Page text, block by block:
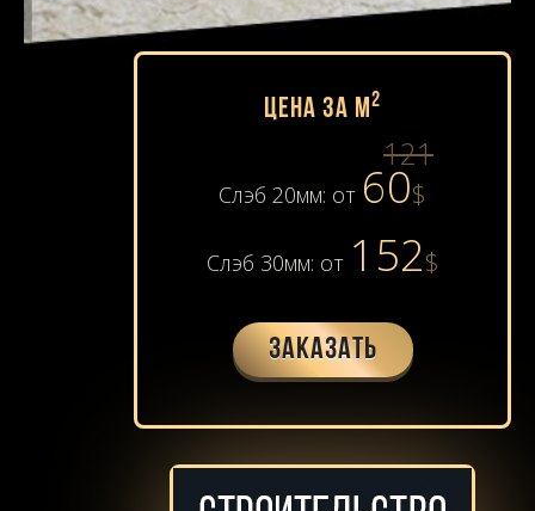
Цена за м 2
Слэб 20мм: от 60$
121
Слэб 30мм: от 152$
Заказать